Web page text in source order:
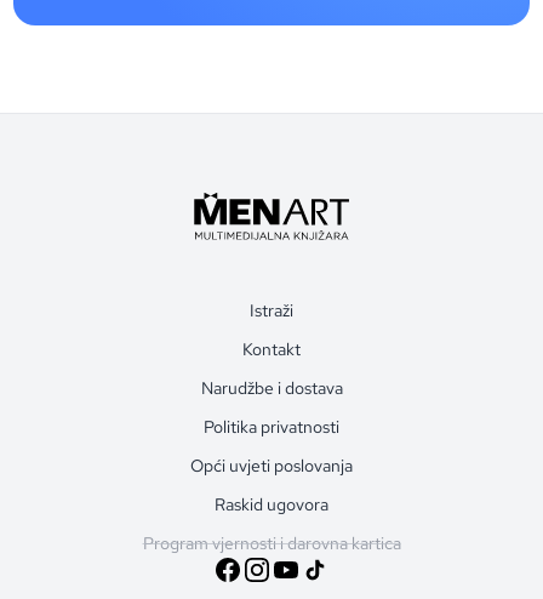
Istraži
Kontakt
Narudžbe i dostava
Politika privatnosti
Opći uvjeti poslovanja
Raskid ugovora
Program vjernosti i darovna kartica